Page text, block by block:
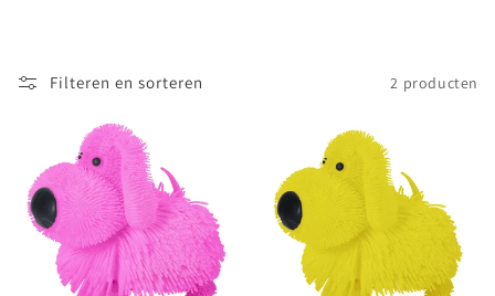
c
Filteren en sorteren 2 producten